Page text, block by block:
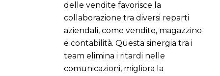
delle vendite favorisce la
collaborazione tra diversi reparti
aziendali, come vendite, magazzino
e contabilità. Questa sinergia tra i
team elimina i ritardi nelle
comunicazioni, migliora la